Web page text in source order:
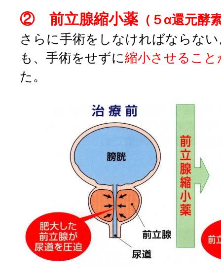
② 前立腺縮小薬 （５α還元酵
さらに手術をしなければならな
も、手術をせずに縮小させること
た。